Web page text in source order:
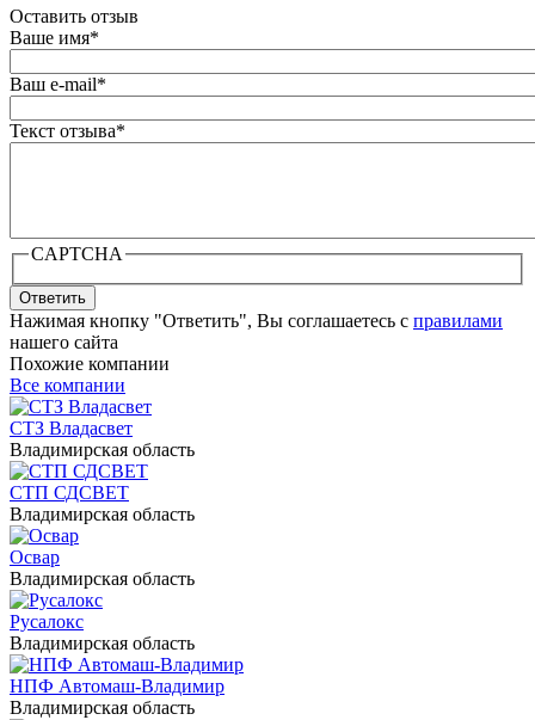
Оставить отзыв
Ваше имя*
Ваш e-mail*
Текст отзыва*
CAPTCHA
Ответить
Нажимая кнопку "Ответить", Вы соглашаетесь с правилами
нашего сайта
Похожие компании
Все компании
СТЗ Владасвет
Владимирская область
СТП СДСВЕТ
Владимирская область
Освар
Владимирская область
Русалокс
Владимирская область
НПФ Автомаш-Владимир
Владимирская область